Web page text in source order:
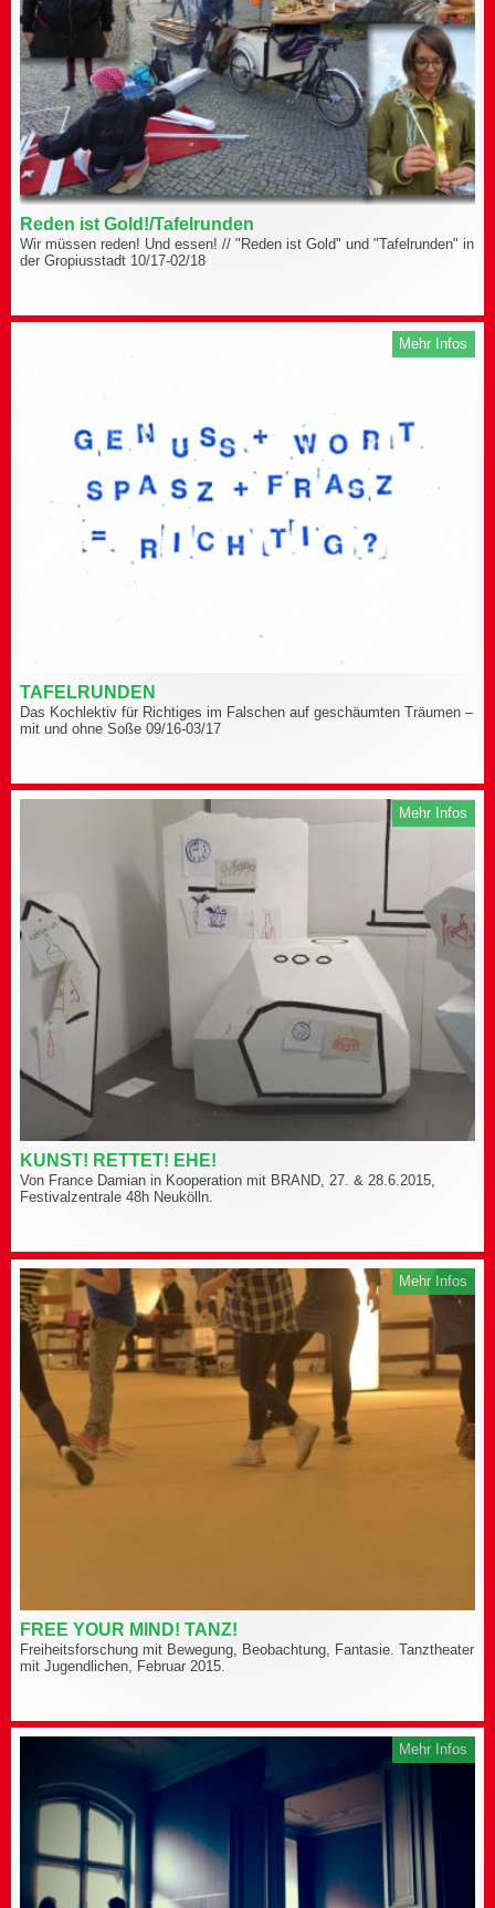
Reden ist Gold!/Tafelrunden
Wir müssen reden! Und essen! // "Reden ist Gold" und "Tafelrunden" in
der Gropiusstadt 10/17-02/18
Mehr Infos
TAFELRUNDEN
Das Kochlektiv für Richtiges im Falschen auf geschäumten Träumen –
mit und ohne Soße 09/16-03/17
Mehr Infos
KUNST! RETTET! EHE!
Von France Damian in Kooperation mit BRAND, 27. & 28.6.2015,
Festivalzentrale 48h Neukölln.
Mehr Infos
FREE YOUR MIND! TANZ!
Freiheitsforschung mit Bewegung, Beobachtung, Fantasie. Tanztheater
mit Jugendlichen, Februar 2015.
Mehr Infos